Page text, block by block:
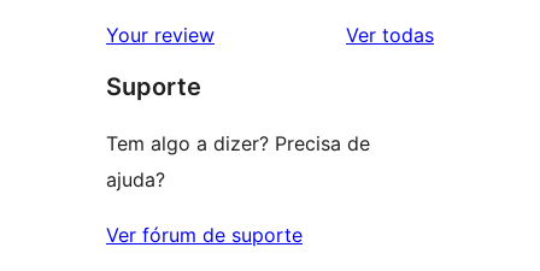
Your review Ver todasavaliações
Suporte
Tem algo a dizer? Precisa de
ajuda?
Ver fórum de suporte